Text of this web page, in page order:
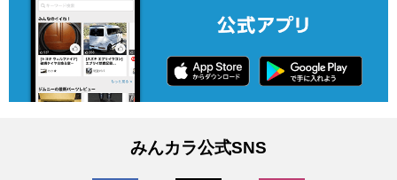
みんカラ公式SNS